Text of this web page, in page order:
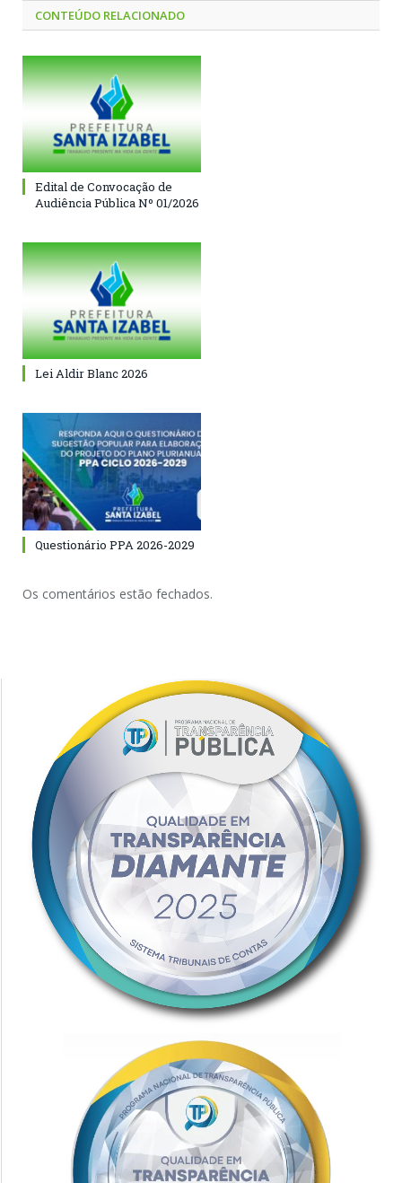
CONTEÚDO RELACIONADO
Edital de Convocação de
Audiência Pública Nº 01/2026
Lei Aldir Blanc 2026
Questionário PPA 2026-2029
Os comentários estão fechados.